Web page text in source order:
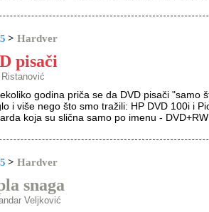
> Hardver
pisači
Ristanović
godina priča se da DVD pisači "samo
i više nego što smo tražili: HP DVD 100i i
koja su slična samo po imenu -
> Hardver
snaga
Veljković